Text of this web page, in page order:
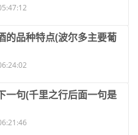
的品种特点(波尔多主要葡
一句(千里之行后面一句是